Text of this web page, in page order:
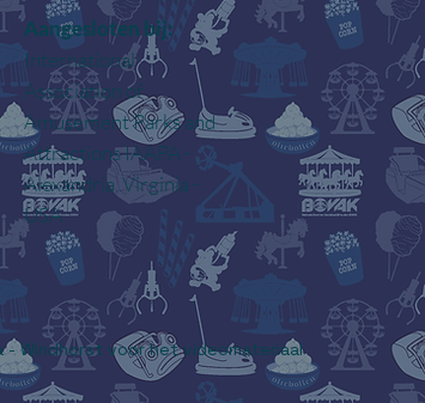
Aangesloten bij:
International
Association of
Amusement Parks and
Attractions IAAPA -
Alexandria, Virginia -
USA
- Windhorst voor het videomateriaal